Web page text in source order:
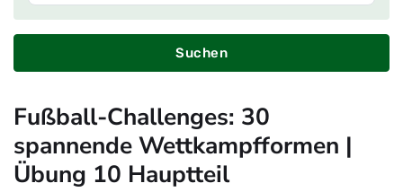
Suchen
Fußball-Challenges: 30
spannende Wettkampfformen |
Übung 10 Hauptteil